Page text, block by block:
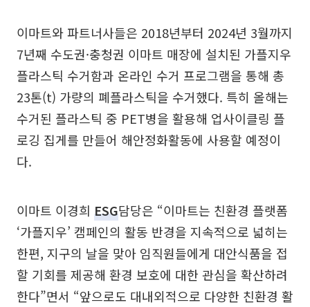
이마트와 파트너사들은 2018년부터 2024년 3월까지
7년째 수도권·충청권 이마트 매장에 설치된 가플지우
플라스틱 수거함과 온라인 수거 프로그램을 통해 총
23톤(t) 가량의 폐플라스틱을 수거했다. 특히 올해는
수거된 플라스틱 중 PET병을 활용해 업사이클링 플
로깅 집게를 만들어 해안정화활동에 사용할 예정이
다.
이마트 이경희 ESG담당은 “이마트는 친환경 플랫폼
‘가플지우’ 캠페인의 활동 반경을 지속적으로 넓히는
한편, 지구의 날을 맞아 임직원들에게 대안식품을 접
할 기회를 제공해 환경 보호에 대한 관심을 확산하려
한다”면서 “앞으로도 대내외적으로 다양한 친환경 활